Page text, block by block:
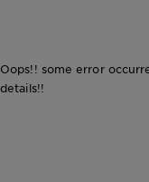
Oops!! some error
details!!